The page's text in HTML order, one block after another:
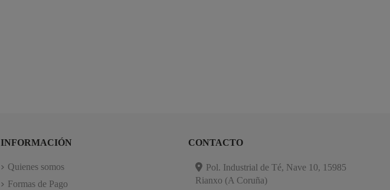
INFORMACIÓN
Quienes somos
Formas de Pago
CONTACTO
Pol. Industrial de Té, Nave 10, 15985
Rianxo (A Coruña)